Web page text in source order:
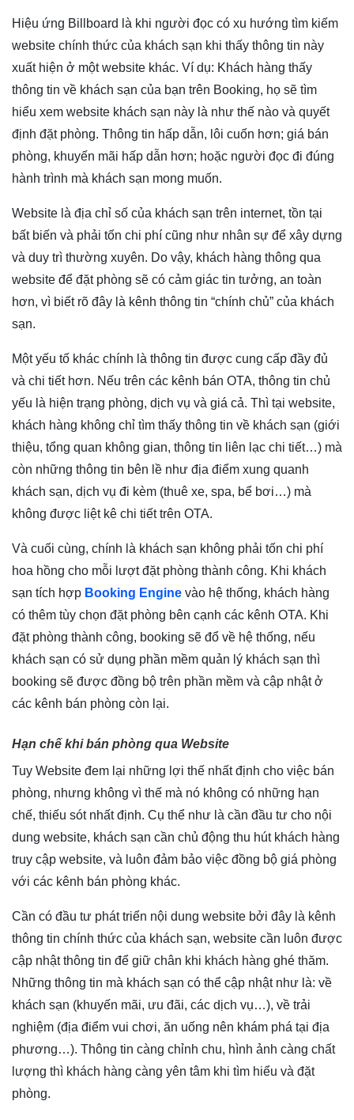
Hiệu ứng Billboard là khi người đọc có xu hướng tìm kiếm
website chính thức của khách sạn khi thấy thông tin này
xuất hiện ở một website khác. Ví dụ: Khách hàng thấy
thông tin về khách sạn của bạn trên Booking, họ sẽ tìm
hiểu xem website khách sạn này là như thế nào và quyết
định đặt phòng. Thông tin hấp dẫn, lôi cuốn hơn; giá bán
phòng, khuyến mãi hấp dẫn hơn; hoặc người đọc đi đúng
hành trình mà khách sạn mong muốn.
Website là địa chỉ số của khách sạn trên internet, tồn tại
bất biến và phải tốn chi phí cũng như nhân sự để xây dựng
và duy trì thường xuyên. Do vậy, khách hàng thông qua
website để đặt phòng sẽ có cảm giác tin tưởng, an toàn
hơn, vì biết rõ đây là kênh thông tin “chính chủ” của khách
sạn.
Một yếu tố khác chính là thông tin được cung cấp đầy đủ
và chi tiết hơn. Nếu trên các kênh bán OTA, thông tin chủ
yếu là hiện trạng phòng, dịch vụ và giá cả. Thì tại website,
khách hàng không chỉ tìm thấy thông tin về khách sạn (giới
thiệu, tổng quan không gian, thông tin liên lạc chi tiết…) mà
còn những thông tin bên lề như địa điểm xung quanh
khách sạn, dịch vụ đi kèm (thuê xe, spa, bể bơi…) mà
không được liệt kê chi tiết trên OTA.
Và cuối cùng, chính là khách sạn không phải tốn chi phí
hoa hồng cho mỗi lượt đặt phòng thành công. Khi khách
sạn tích hợp Booking Engine vào hệ thống, khách hàng
có thêm tùy chọn đặt phòng bên cạnh các kênh OTA. Khi
đặt phòng thành công, booking sẽ đổ về hệ thống, nếu
khách sạn có sử dụng phần mềm quản lý khách sạn thì
booking sẽ được đồng bộ trên phần mềm và cập nhật ở
các kênh bán phòng còn lại.
Hạn chế khi bán phòng qua Website
Tuy Website đem lại những lợi thế nhất định cho việc bán
phòng, nhưng không vì thế mà nó không có những hạn
chế, thiếu sót nhất định. Cụ thể như là cần đầu tư cho nội
dung website, khách sạn cần chủ động thu hút khách hàng
truy cập website, và luôn đảm bảo việc đồng bộ giá phòng
với các kênh bán phòng khác.
Cần có đầu tư phát triển nội dung website bởi đây là kênh
thông tin chính thức của khách sạn, website cần luôn được
cập nhật thông tin để giữ chân khi khách hàng ghé thăm.
Những thông tin mà khách sạn có thể cập nhật như là: về
khách sạn (khuyến mãi, ưu đãi, các dịch vụ…), về trải
nghiệm (địa điểm vui chơi, ăn uống nên khám phá tại địa
phương…). Thông tin càng chỉnh chu, hình ảnh càng chất
lượng thì khách hàng càng yên tâm khi tìm hiểu và đặt
phòng.